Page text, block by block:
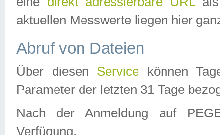
aktuellen Messwerte liegen hier
Abruf von Dateien
Über diesen Service können
Parameter der letzten 31 Tage
Nach der Anmeldung auf
Verfügung.